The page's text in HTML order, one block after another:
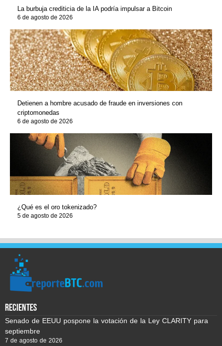
La burbuja crediticia de la IA podría impulsar a Bitcoin
6 de agosto de 2026
Detienen a hombre acusado de fraude en inversiones con
criptomonedas
6 de agosto de 2026
¿Qué es el oro tokenizado?
5 de agosto de 2026
recientes
Senado de EEUU pospone la votación de la Ley CLARITY para
septiembre
7 de agosto de 2026